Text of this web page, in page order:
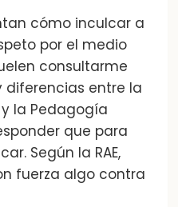
cómo inculcar a
por el medio
consultarme
diferencias entre la
la Pedagogía
que para
Según la RAE,
fuerza algo contra